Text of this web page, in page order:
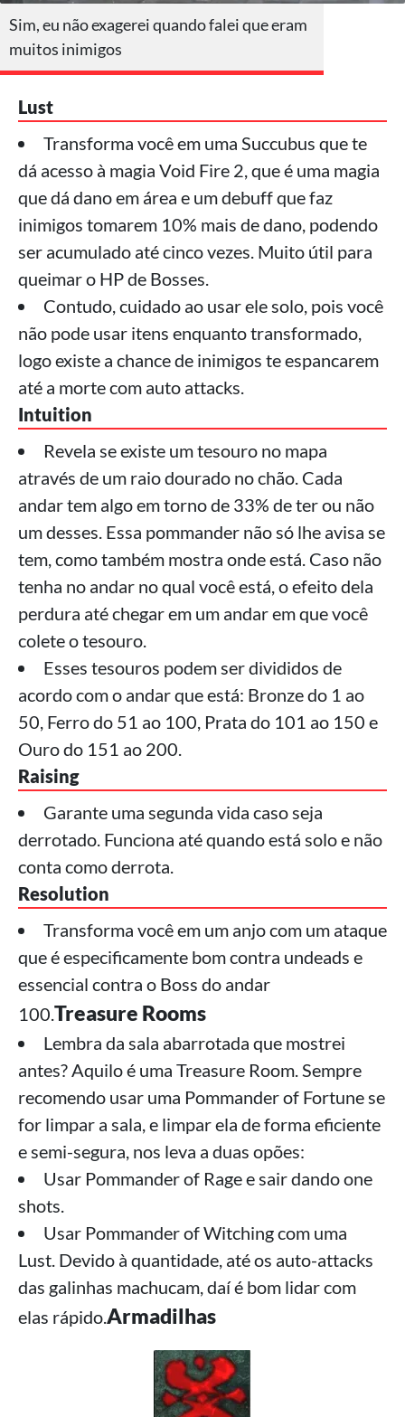
Sim, eu não exagerei quando falei que eram
muitos inimigos
Lust
Transforma você em uma Succubus que te
dá acesso à magia Void Fire 2, que é uma magia
que dá dano em área e um debuff que faz
inimigos tomarem 10% mais de dano, podendo
ser acumulado até cinco vezes. Muito útil para
queimar o HP de Bosses.
Contudo, cuidado ao usar ele solo, pois você
não pode usar itens enquanto transformado,
logo existe a chance de inimigos te espancarem
até a morte com auto attacks.
Intuition
Revela se existe um tesouro no mapa
através de um raio dourado no chão. Cada
andar tem algo em torno de 33% de ter ou não
um desses. Essa pommander não só lhe avisa se
tem, como também mostra onde está. Caso não
tenha no andar no qual você está, o efeito dela
perdura até chegar em um andar em que você
colete o tesouro.
Esses tesouros podem ser divididos de
acordo com o andar que está: Bronze do 1 ao
50, Ferro do 51 ao 100, Prata do 101 ao 150 e
Ouro do 151 ao 200.
Raising
Garante uma segunda vida caso seja
derrotado. Funciona até quando está solo e não
conta como derrota.
Resolution
Transforma você em um anjo com um ataque
que é especificamente bom contra undeads e
essencial contra o Boss do andar
100. Treasure Rooms
Lembra da sala abarrotada que mostrei
antes? Aquilo é uma Treasure Room. Sempre
recomendo usar uma Pommander of Fortune se
for limpar a sala, e limpar ela de forma eficiente
e semi-segura, nos leva a duas opões:
Usar Pommander of Rage e sair dando one
shots.
Usar Pommander of Witching com uma
Lust. Devido à quantidade, até os auto-attacks
das galinhas machucam, daí é bom lidar com
elas rápido.Armadilhas